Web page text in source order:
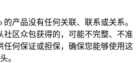
的产品没有任何关联、联系或关系。
社区众包获得的，可能不完整、不准
任何保证或担保，确保您能够使用这
。